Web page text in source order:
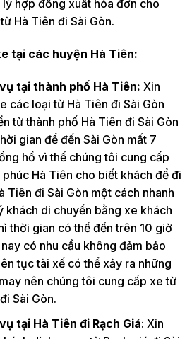
hợp đồng xuất hóa đơn cho
Hà Tiên đi Sài Gòn.
tại các huyện Hà Tiên:
tại thành phố Hà Tiên: Xin
các loại từ Hà Tiên đi Sài Gòn
từ thành phố Hà Tiên đi Sài Gòn
gian để đến Sài Gòn mất 7
hồ vì thế chúng tôi cung cấp
Hà Tiên cho biết khách để đi
Tiên đi Sài Gòn một cách nhanh
khách di chuyển bằng xe khách
thời gian có thể đến trên 10 giờ
có nhu cầu không đảm bảo
tục tài xế có thể xảy ra những
nên chúng tôi cung cấp xe từ
Sài Gòn.
tại Hà Tiên đi Rạch Giá: Xin